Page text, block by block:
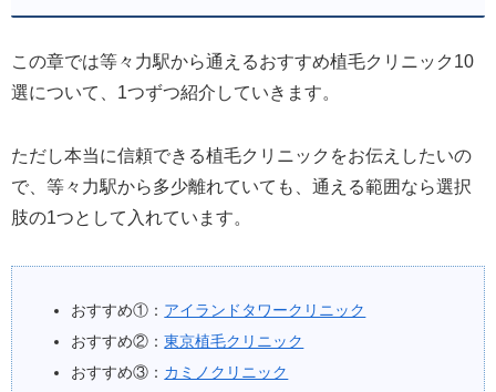
この章では等々力駅から通えるおすすめ植毛クリニック10
選について、1つずつ紹介していきます。
ただし本当に信頼できる植毛クリニックをお伝えしたいの
で、等々力駅から多少離れていても、通える範囲なら選択
肢の1つとして入れています。
おすすめ①： アイランドタワークリニック
おすすめ②：東京植毛クリニック
おすすめ③： カミノクリニック